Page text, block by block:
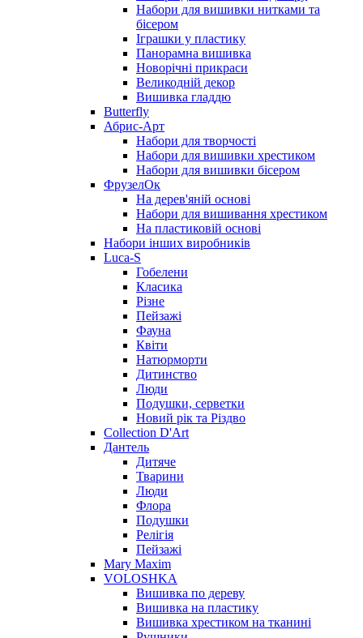
Набори для вишивки нитками та
бісером
Іграшки у пластику
Панорамна вишивка
Новорічні прикраси
Великодній декор
Вишивка гладдю
Butterfly
Абрис-Арт
Набори для творчості
Набори для вишивки хрестиком
Набори для вишивки бісером
ФрузелОк
На дерев'яній основі
Набори для вишивання хрестиком
На пластиковій основі
Набори інших виробників
Luca-S
Гобелени
Класика
Різне
Пейзажі
Фауна
Квіти
Натюрморти
Дитинство
Люди
Подушки, серветки
Новий рік та Різдво
Collection D'Art
Дантель
Дитяче
Тварини
Люди
Флора
Подушки
Релігія
Пейзажі
Mary Maxim
VOLOSHKA
Вишивка по дереву
Вишивка на пластику
Вишивка хрестиком на тканині